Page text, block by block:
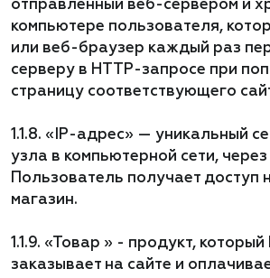
отправленный веб-сервером и
компьютере пользователя,
или веб-браузер каждый раз
серверу в HTTP-запросе при
страницу соответствующего
1.1.8. «IP-адрес» — уникальный
узла в компьютерной сети,
Пользователь получает доступ
магазин.
1.1.9. «Товар » - продукт,
заказывает на сайте и